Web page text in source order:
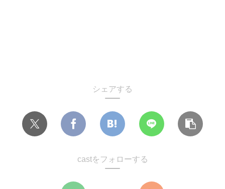
シェアする
castをフォローする